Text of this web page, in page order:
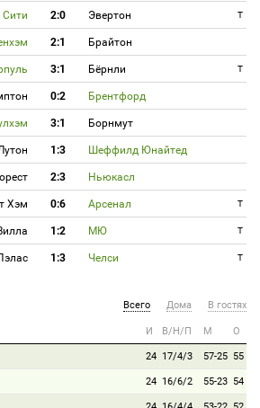
2:0 Эвертон T
2:1 Брайтон
3:1 Бёрнли T
0:2 Брентфорд
3:1 Борнмут
1:3 Шеффилд Юнайтед
2:3 Ньюкасл
Хэм 0:6 Арсенал T
1:2 МЮ
T
1:3 Челси T
Всего Дома В гостях
И В/Н/П М О
24 17/4/3 57-25 55
24 16/6/2 55-23 54